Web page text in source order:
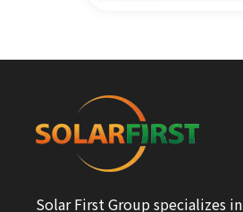
Solar First Group specializes in